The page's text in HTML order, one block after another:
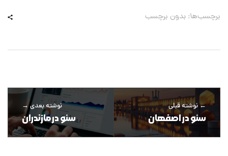
برچسب‌ها: بدون برچسب
نوشته قبلی
سئو در اصفهان
نوشته بعدی
سئو در مازندران